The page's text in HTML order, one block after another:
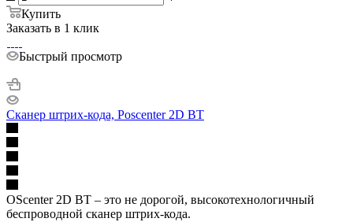
Купить
Заказать в 1 клик
Быстрый просмотр
Сканер штрих-кода, Poscenter 2D BT
OScenter 2D BT – это не дорогой, высокотехнологичный
беспроводной сканер штрих-кода.